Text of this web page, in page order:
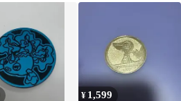
ケモンカード ポケモ
¥ 1,599